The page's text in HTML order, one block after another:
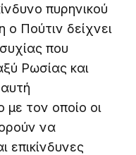
πυρηνικού
ο Πούτιν δείχνει
που
Ρωσίας και
με τον οποίο οι
να
επικίνδυνες